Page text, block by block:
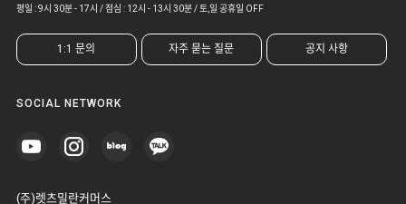
평일 : 9시 30분 - 17시 / 점심 : 12시 - 13시 30분 / 토,일 공휴일 OFF
1:1 문의 자주 묻는 질문 공지 사항
SOCIAL NETWORK
(주)렛츠밀란커머스